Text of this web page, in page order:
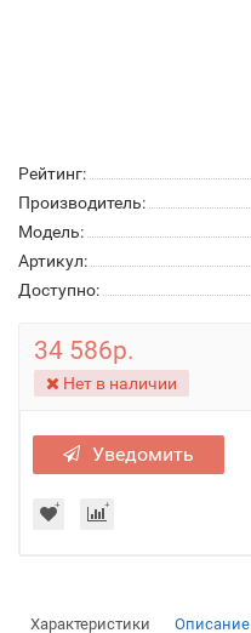
Рейтинг:
Производитель:
Модель:
Артикул:
Доступно:
34 586р.
Нет в наличии
Уведомить
Характеристики Описание